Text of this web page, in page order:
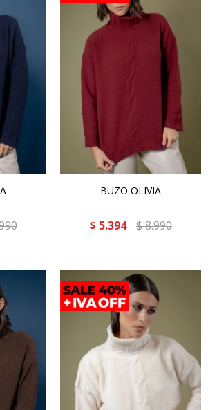
BUZO OLIVIA
$ 5.394 $8.990